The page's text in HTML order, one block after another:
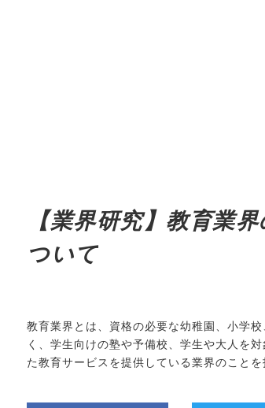
【業界研究】教育業
ついて
教育業界とは、資格の必要な幼稚園、小学
く、学生向けの塾や予備校、学生や大人を
た教育サービスを提供している業界のことを